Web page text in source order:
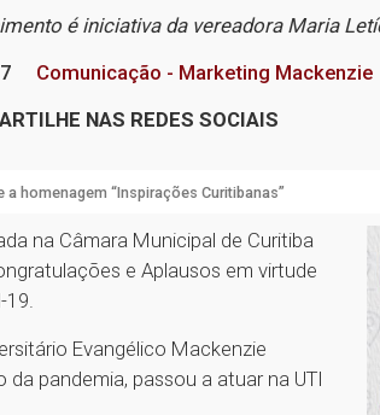
é iniciativa da vereadora Maria
Comunicação - Marketing Mackenzie
NAS REDES SOCIAIS
homenagem “Inspirações Curitibanas”
na Câmara Municipal de Curitiba
e Aplausos em virtude
19.
Evangélico Mackenzie
pandemia, passou a atuar na UTI